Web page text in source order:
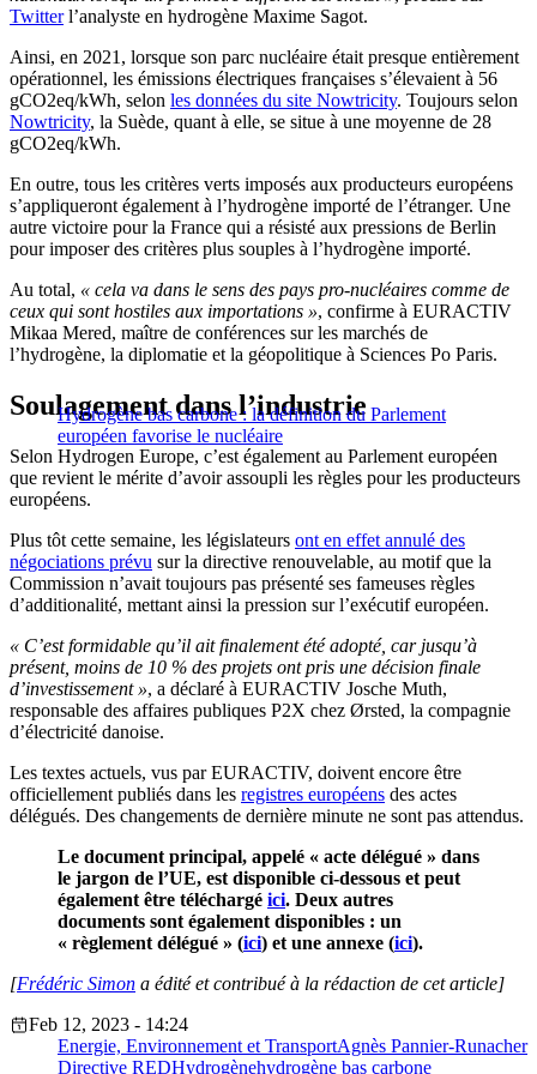
Twitterl’analyste en hydrogène Maxime Sagot.
Ainsi, en 2021, lorsque son parc nucléaire était presque entièrement
opérationnel, les émissions électriques françaises s’élevaient à 56
gCO2eq/kWh, selon les données du site Nowtricity. Toujours selon
Nowtricity, la Suède, quant à elle, se situe à une moyenne de 28
gCO2eq/kWh.
En outre, tous les critères verts imposés aux producteurs européens
s’appliqueront également à l’hydrogène importé de l’étranger. Une
autre victoire pour la France qui a résisté aux pressions de Berlin
pour imposer des critères plus souples à l’hydrogène importé.
Au total, « cela va dans le sens des pays pro-nucléaires comme de
ceux qui sont hostiles aux importations », confirme à EURACTIV
Mikaa Mered, maître de conférences sur les marchés de
l’hydrogène, la diplomatie et la géopolitique à Sciences Po Paris.
Hydrogène bas carbone : la définition du Parlement
européen favorise le nucléaire
Soulagement dans l’industrie
Selon Hydrogen Europe, c’est également au Parlement européen
que revient le mérite d’avoir assoupli les règles pour les producteurs
européens.
Plus tôt cette semaine, les législateurs ont en effet annulé des
négociations prévu sur la directive renouvelable, au motif que la
Commission n’avait toujours pas présenté ses fameuses règles
d’additionalité, mettant ainsi la pression sur l’exécutif européen.
« C’est formidable qu’il ait finalement été adopté, car jusqu’à
présent, moins de 10 % des projets ont pris une décision finale
d’investissement », a déclaré à EURACTIV Josche Muth,
responsable des affaires publiques P2X chez Ørsted, la compagnie
d’électricité danoise.
Les textes actuels, vus par EURACTIV, doivent encore être
officiellement publiés dans les registres européens des actes
délégués. Des changements de dernière minute ne sont pas attendus.
Le document principal, appelé « acte délégué » dans
le jargon de l’UE, est disponible ci-dessous et peut
également être téléchargé ici. Deux autres
documents sont également disponibles : un
« règlement délégué » (ici) et une annexe (ici).
[Frédéric Simon a édité et contribué à la rédaction de cet article]
Feb 12, 2023 - 14:24
Energie, Environnement et TransportAgnès Pannier-Runacher
Directive REDHydrogènehydrogène bas carbone